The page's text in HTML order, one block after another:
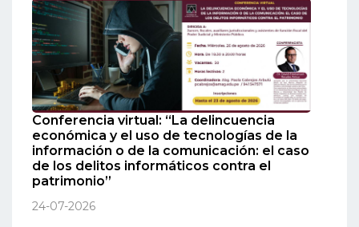
Conferencia virtual: “La delincuencia
económica y el uso de tecnologías de la
información o de la comunicación: el caso
de los delitos informáticos contra el
patrimonio”
24-07-2026